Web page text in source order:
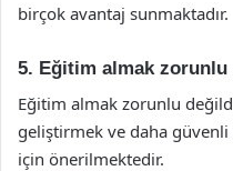
birçok avantaj sunmaktadır.
5. Eğitim almak zorunlu
Eğitim almak zorunlu
geliştirmek ve daha
için önerilmektedir.